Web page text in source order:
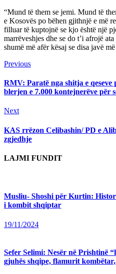
“Mund të them se jemi. Mund të
e Kosovës po bëhen gjithnjë e më
filluar të kuptojnë se kjo është një
marrëveshjes dhe se do t’i afrojë
shumë më afër kësaj se disa javë
Continue
Reading
PreviousPrevious
RMV: Paratë nga shitja e qeseve
blerjen e 7.000 kontejnerëve për
NextNext
KAS rrëzon Celibashin/ PD e
zgjedhje
LAJMI FUNDIT
Musliu- Shoshi për Kurtin:
i kombit shqiptar
19/11/2024
Sefer Selimi: Nesër në Prishtinë
gjuhës shqipe, flamurit kombëtar,